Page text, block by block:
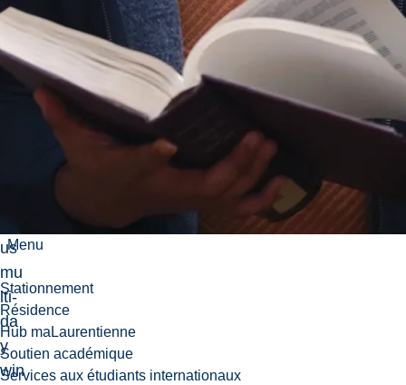
Menu
Stationnement
Résidence
Hub maLaurentienne
Soutien académique
Services aux étudiants internationaux
ien
tial
lea
us
mu
lti-
da
y
win